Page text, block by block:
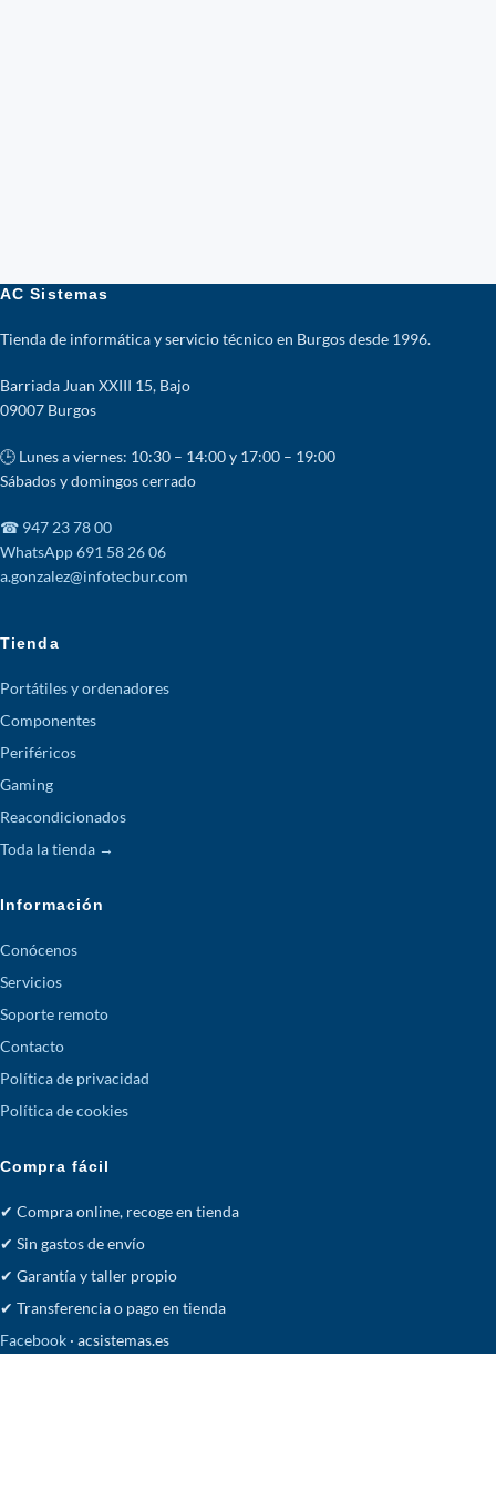
AC Sistemas
Tienda de informática y servicio técnico en Burgos desde 1996.
Barriada Juan XXIII 15, Bajo
09007 Burgos
🕒 Lunes a viernes: 10:30 – 14:00 y 17:00 – 19:00
Sábados y domingos cerrado
☎ 947 23 78 00
WhatsApp 691 58 26 06
a.gonzalez@infotecbur.com
Tienda
Portátiles y ordenadores
Componentes
Periféricos
Gaming
Reacondicionados
Toda la tienda →
Información
Conócenos
Servicios
Soporte remoto
Contacto
Política de privacidad
Política de cookies
Compra fácil
✔ Compra online, recoge en tienda
✔ Sin gastos de envío
✔ Garantía y taller propio
✔ Transferencia o pago en tienda
Facebook · acsistemas.es